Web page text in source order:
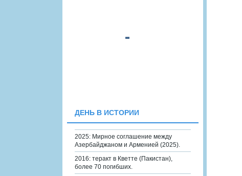
ДЕНЬ В ИСТОРИИ
2025: Мирное соглашение между
Азербайджаном и Арменией (2025).
2016: теракт в Кветте (Пакистан),
более 70 погибших.